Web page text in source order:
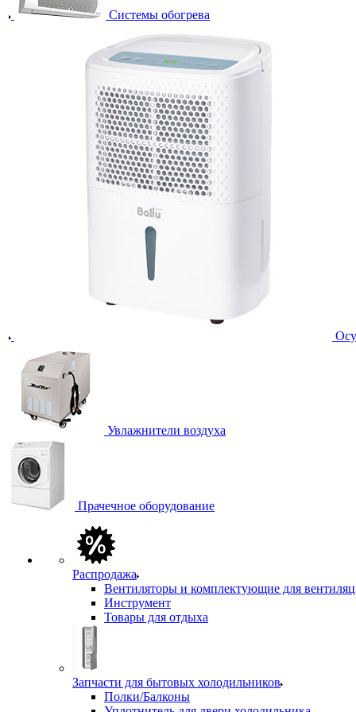
Системы обогрева
Увлажнители воздуха
Прачечное оборудование
Распродажа
Вентиляторы и комплектующие для
Инструмент
Товары для отдыха
Запчасти для бытовых холодильников
Полки/Балконы